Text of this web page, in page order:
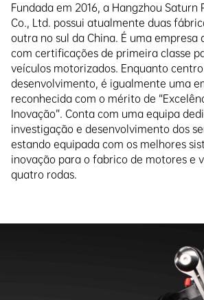
Fundada em 2016, a Hangzhou Saturn
Co., Ltd. possui atualmente duas
outra no sul da China. É uma
com certificações de primeira classe
veículos motorizados. Enquanto
desenvolvimento, é igualmente uma
reconhecida com o mérito de
Inovação”. Conta com uma equipa
investigação e desenvolvimento dos
estando equipada com os melhores
inovação para o fabrico de motores e
quatro rodas.